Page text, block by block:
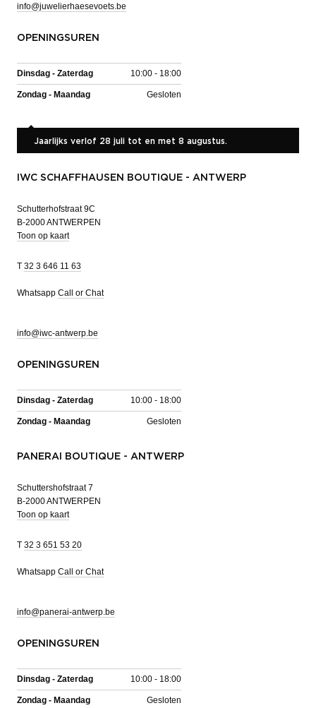
info@juwelierhaesevoets.be
OPENINGSUREN
Dinsdag - Zaterdag 10:00 - 18:00
Zondag - Maandag Gesloten
Jaarlijks verlof 28 juli tot en met 8 augustus.
IWC SCHAFFHAUSEN BOUTIQUE - ANTWERP
Schutterhofstraat 9C
B-2000 ANTWERPEN
Toon op kaart
T 32 3 646 11 63
Whatsapp Call or Chat
info@iwc-antwerp.be
OPENINGSUREN
Dinsdag - Zaterdag 10:00 - 18:00
Zondag - Maandag Gesloten
PANERAI BOUTIQUE - ANTWERP
Schuttershofstraat 7
B-2000 ANTWERPEN
Toon op kaart
T 32 3 651 53 20
Whatsapp Call or Chat
info@panerai-antwerp.be
OPENINGSUREN
Dinsdag - Zaterdag 10:00 - 18:00
Zondag - Maandag Gesloten